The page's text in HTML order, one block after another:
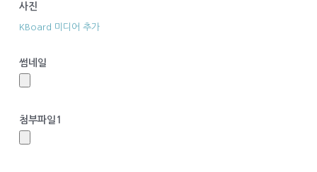
사진
KBoard 미디어 추가
썸네일
첨부파일1